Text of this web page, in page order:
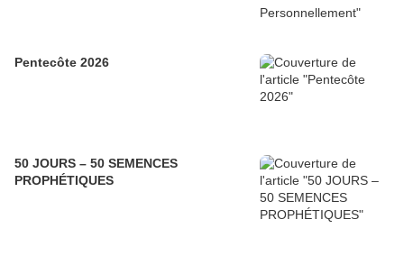
Pentecôte 2026
50 JOURS – 50 SEMENCES
PROPHÉTIQUES